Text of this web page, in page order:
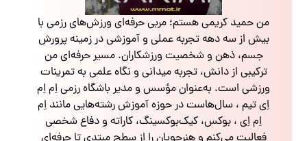
من حمید کریمی هستم؛ مربی حرفه‌ای ورزش‌های رزمی با
بیش از سه دهه تجربه عملی و آموزشی در زمینه پرورش
جسم، ذهن و شخصیت ورزشکاران. مسیر حرفه‌ای من
ترکیبی از دانش، تجربه میدانی و نگاه علمی به تمرینات
ورزشی است. به‌عنوان مؤسس و مدیر باشگاه رزمی اِم اِم
اِی تیم ، سال‌هاست در حوزه آموزش رشته‌هایی مانند اِم
اِم اِی ، بوکس، کیک‌بوکسینگ، کاراته و دفاع شخصی